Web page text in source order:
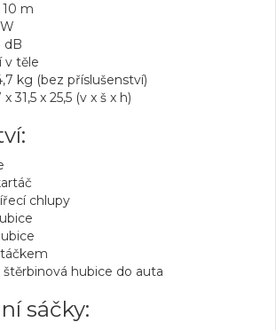
10 m
dB
v těle
kg (bez příslušenství)
31,5 x 25,5 (v x š x h)
chlupy
štěrbinová hubice do auta
sáčky: